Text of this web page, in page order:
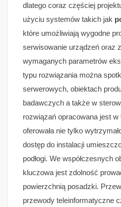
dlatego coraz częściej
użyciu systemów takich jak
które umożliwiają wygodne
serwisowanie urządzeń oraz
wymaganych parametrów
typu rozwiązania można
serwerowych, obiektach
badawczych a także w
rozwiązań opracowana jest
oferowała nie tylko
dostęp do instalacji
podłogi. We współczesnych
kluczowa jest zdolność
powierzchnią posadzki.
przewody teleinformatyczne